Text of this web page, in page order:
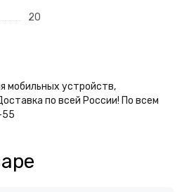
20
мобильных устройств,
по всей России! По всем
55